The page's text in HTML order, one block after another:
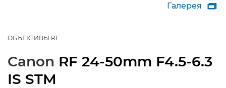
Галерея 
ОБЪЕКТИВЫ RF
Canon RF 24-50mm F4.5-6.3
IS STM